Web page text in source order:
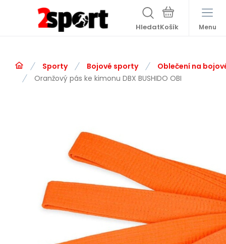
Hledat Menu
Sporty Bojové sporty
Oblečení na
Oranžový pás ke kimonu DBX BUSHIDO OBI